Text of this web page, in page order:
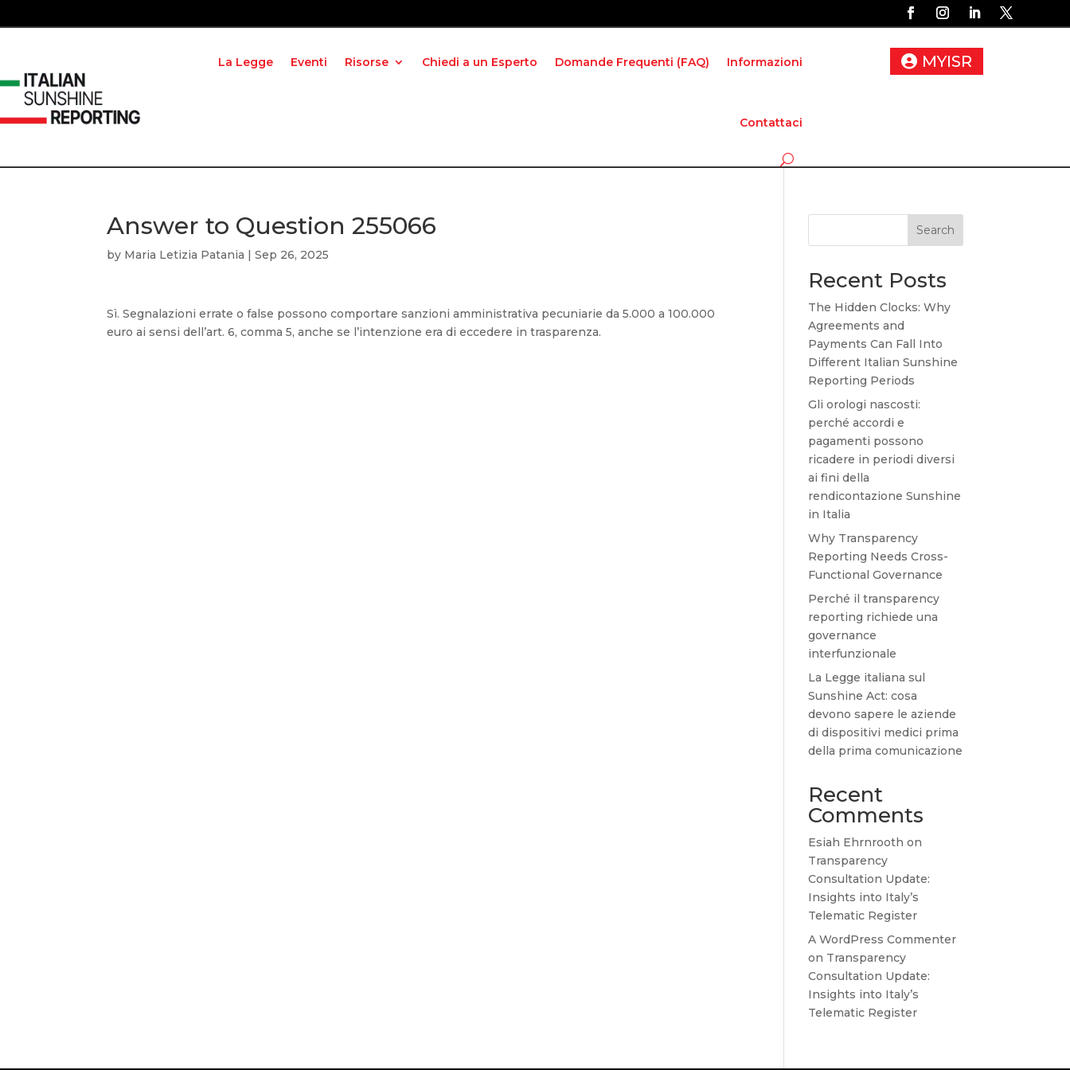
La Legge Eventi Risorse Chiedi a un Esperto Domande Frequenti (FAQ) Informazioni
Contattaci
MYISR
Answer to Question 255066
by Maria Letizia Patania |Sep 26, 2025
Sì. Segnalazioni errate o false possono comportare sanzioni amministrativa pecuniarie da 5.000 a 100.000
euro ai sensi dell’art. 6, comma 5, anche se l’intenzione era di eccedere in trasparenza.
Search
Recent Posts
The Hidden Clocks: Why
Agreements and
Payments Can Fall Into
Different Italian Sunshine
Reporting Periods
Gli orologi nascosti:
perché accordi e
pagamenti possono
ricadere in periodi diversi
ai fini della
rendicontazione Sunshine
in Italia
Why Transparency
Reporting Needs Cross-
Functional Governance
Perché il transparency
reporting richiede una
governance
interfunzionale
La Legge italiana sul
Sunshine Act: cosa
devono sapere le aziende
di dispositivi medici prima
della prima comunicazione
Recent
Comments
Esiah Ehrnrooth on
Transparency
Consultation Update:
Insights into Italy’s
Telematic Register
A WordPress Commenter
on Transparency
Consultation Update:
Insights into Italy’s
Telematic Register